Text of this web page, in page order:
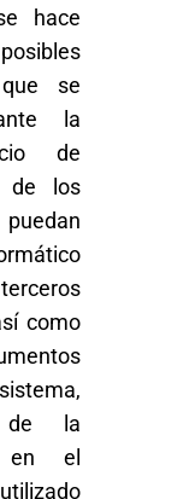
hace
se
la
de
los
como
de la
en el
utilizado